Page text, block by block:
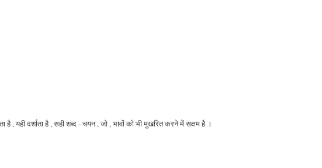
यही दर्शाता है , सही शब्द - चयन , जो , भावों को भी मुखरित करने में सक्षम है ।